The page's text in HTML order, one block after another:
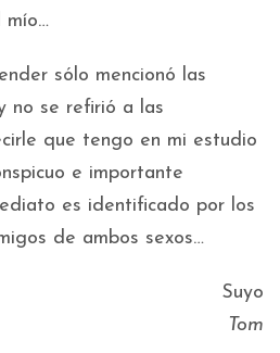
mío…
sólo mencionó las
no se refirió a las
que tengo en mi estudio
e importante
es identificado por los
de ambos sexos…
Suyo
Tom